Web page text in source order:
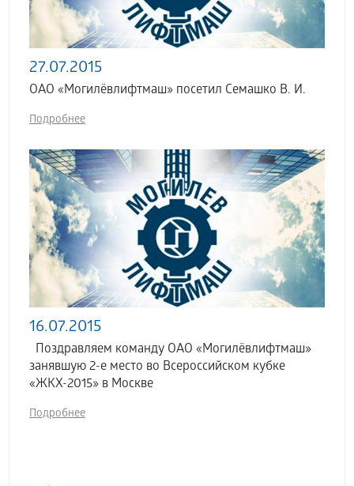
27.07.2015
ОАО «Могилёвлифтмаш» посетил Семашко В. И.
Подробнее
16.07.2015
Поздравляем команду ОАО «Могилёвлифтмаш»
занявшую 2-е место во Всероссийском кубке
«ЖКХ-2015» в Москве
Подробнее